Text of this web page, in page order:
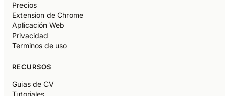
Precios
Extension de Chrome
Aplicación Web
Privacidad
Terminos de uso
RECURSOS
Guias de CV
Tutoriales